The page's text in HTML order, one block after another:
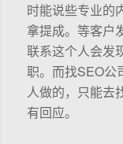
时能说些专业的
拿提成。等客户
联系这个人会发
职。而找SEO公
人做的，只能去
有回应。